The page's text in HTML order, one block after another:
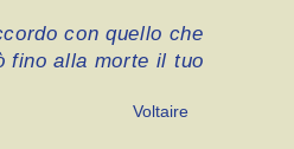
con quello che
fino alla morte il tuo
Voltaire